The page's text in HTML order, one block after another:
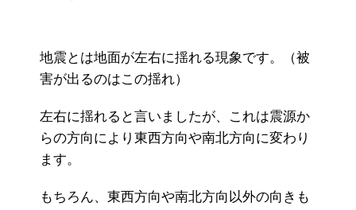
地震とは地面が左右に揺れる現象です。（被
害が出るのはこの揺れ）
左右に揺れると言いましたが、これは震源か
らの方向により東西方向や南北方向に変わり
ます。
もちろん、東西方向や南北方向以外の向きも